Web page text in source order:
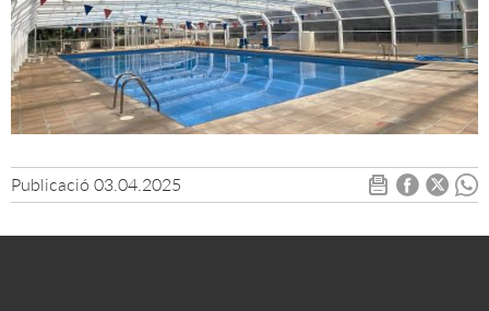
Publicació 03.04.2025